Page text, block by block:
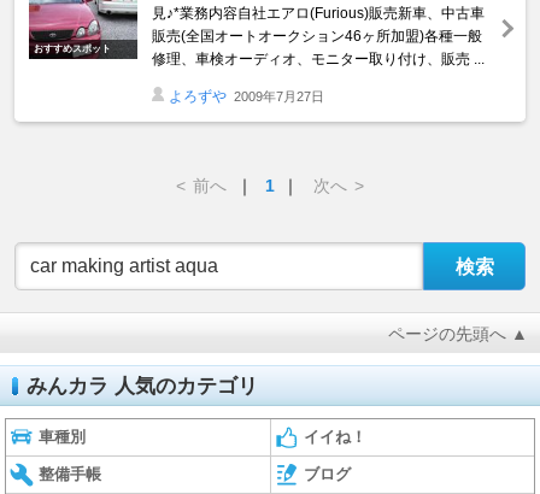
おすすめスポット
見♪*業務内容自社エアロ(Furious)販売新車、中古車
販売(全国オートオークション46ヶ所加盟)各種一般
修理、車検オーディオ、モニター取り付け、販売 ...
よろずや 2009年7月27日
< 前へ ｜ 1 ｜ 次へ >
ページの先頭へ ▲
みんカラ 人気のカテゴリ
車種別 イイね！
整備手帳 ブログ